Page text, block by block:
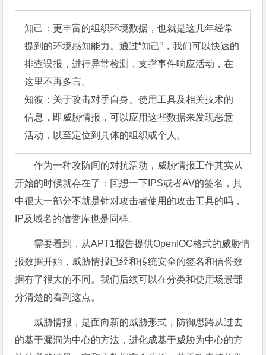
知己：更丰富的组织环境数据，也就是这几年经常
提到的环境感知能力。通过“知己”，我们可以快速的
排查误报，进行异常检测，支撑事件响应活动，在
这里不再多言。
知彼：关于攻击对手自身、使用工具及相关技术的
信息，即威胁情报，可以应用这些数据来发现恶意
活动，以至定位到具体的组织或个人。
作为一种攻防间的对抗活动，威胁情报工作其实从
开始的时候就存在了：回想一下IPS或者AV的签名，其
中很大一部分不就是针对攻击者使用的攻击工具的吗，
IP及域名的信誉库也是同样。
需要看到，从APT1报告提供OpenIOC格式的威胁情
报数据开始，威胁情报已经和传统安全的签名和信誉数
据有了很大的不同。我们后续可以在分类和使用场景部
分清楚的看到这点。
威胁情报，是面向新的威胁形式，防御思路从过去
的基于漏洞为中心的方法，进化成基于威胁为中心的方